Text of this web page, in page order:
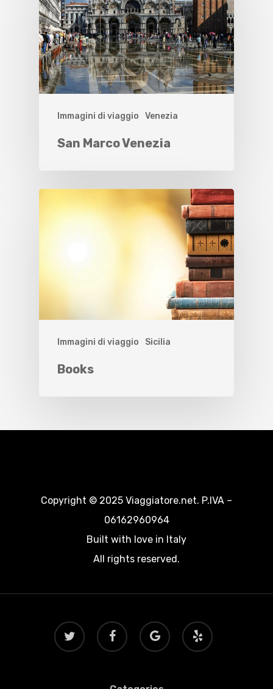
Immagini di viaggio Venezia
San Marco Venezia
Immagini di viaggio Sicilia
Books
Copyright © 2025 Viaggiatore.net. P.IVA –
06162960964
Built with love in Italy
All rights reserved.
twitter facebook
google-
plus
yelp